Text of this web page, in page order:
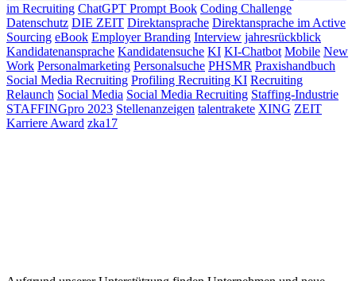
im Recruiting ChatGPT Prompt Book Coding Challenge
Datenschutz DIE ZEIT Direktansprache Direktansprache im Active
Sourcing eBook Employer Branding Interview jahresrückblick
Kandidatenansprache Kandidatensuche KI KI-Chatbot Mobile New
Work Personalmarketing Personalsuche PHSMR Praxishandbuch
Social Media Recruiting Profiling Recruiting KI Recruiting
Relaunch Social Media Social Media Recruiting Staffing-Industrie
STAFFINGpro 2023 Stellenanzeigen talentrakete XING ZEIT
Karriere Award zka17